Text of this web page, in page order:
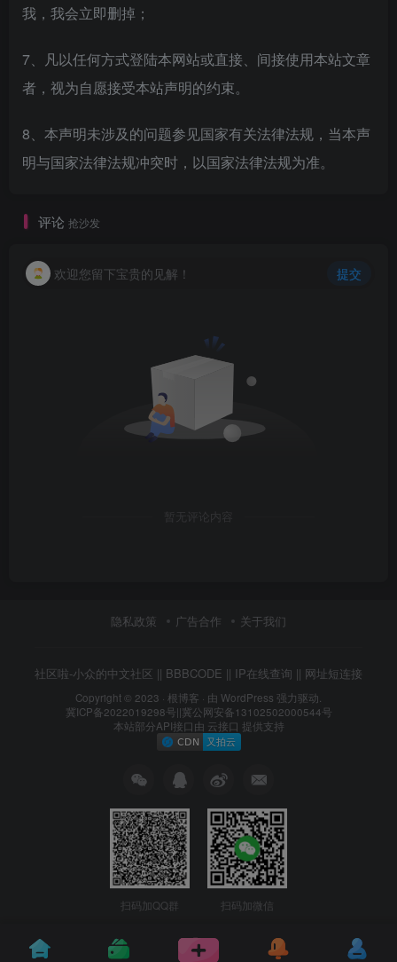
我，我会立即删掉；
7、凡以任何方式登陆本网站或直接、间接使用本站文章
者，视为自愿接受本站声明的约束。
8、本声明未涉及的问题参见国家有关法律法规，当本声
明与国家法律法规冲突时，以国家法律法规为准。
评论 抢沙发
欢迎您留下宝贵的见解！ 提交
暂无评论内容
隐私政策 广告合作 关于我们
社区啦-小众的中文社区 || BBBCODE || IP在线查询 || 网址短连接
Copyright © 2023 · 根博客 · 由 WordPress 强力驱动.
冀ICP备2022019298号|| 冀公网安备13102502000544号
本站部分API接口由 云接口 提供支持
扫码加QQ群 扫码加微信